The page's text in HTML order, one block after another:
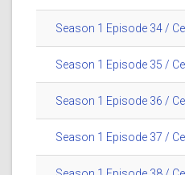
Season 1 Episode 34 /
Season 1 Episode 35 /
Season 1 Episode 36 /
Season 1 Episode 37 /